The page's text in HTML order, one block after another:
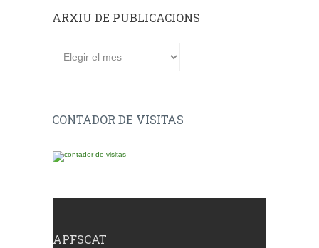
ARXIU DE PUBLICACIONS
CONTADOR DE VISITAS
APFSCAT